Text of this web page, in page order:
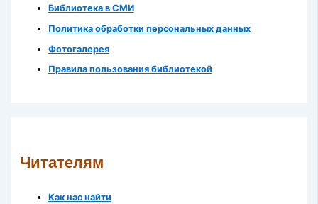
Библиотека в СМИ
Политика обработки персональных данных
Фотогалерея
Правила пользования библиотекой
Читателям
Как нас найти